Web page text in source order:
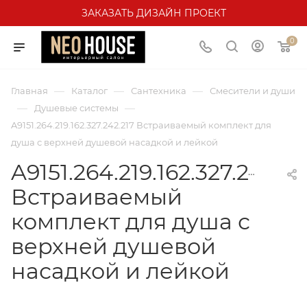
ЗАКАЗАТЬ ДИЗАЙН ПРОЕКТ
0
Главная — Каталог — Сантехника — Смесители и души
— Душевые системы —
A9151.264.219.162.327.242.217 Встраиваемый комплект для
душа с верхней душевой насадкой и лейкой
Встраиваемый
комплект для душа с
верхней душевой
насадкой и лейкой